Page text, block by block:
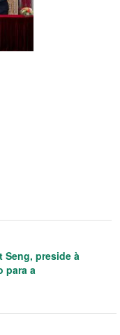
Seng, preside à
para a